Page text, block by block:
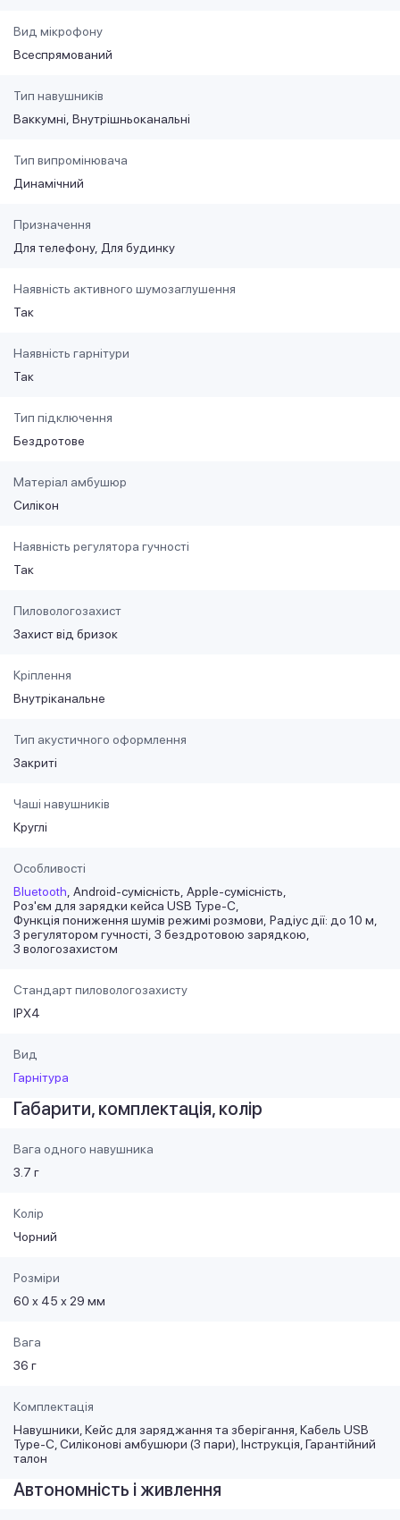
Вид мікрофону
Всеспрямований
Тип навушників
Ваккумні Внутрішньоканальні
Тип випромінювача
Динамічний
Призначення
Для телефону Для будинку
Наявність активного шумозаглушення
Так
Наявність гарнітури
Так
Тип підключення
Бездротове
Матеріал амбушюр
Силікон
Наявність регулятора гучності
Так
Пиловологозахист
Захист від бризок
Кріплення
Внутріканальне
Тип акустичного оформлення
Закриті
Чаші навушників
Круглі
Особливості
Bluetooth Android-сумісність Apple-сумісність
Роз'єм для зарядки кейса USB Type-C
Функція пониження шумів режимі розмови Радіус дії: до 10 м
З регулятором гучності З бездротовою зарядкою
З вологозахистом
Стандарт пиловологозахисту
IPX4
Вид
Гарнітура
Габарити, комплектація, колір
Вага одного навушника
3.7 г
Колір
Чорний
Розміри
60 х 45 х 29 мм
Вага
36 г
Комплектація
Навушники, Кейс для заряджання та зберігання, Кабель USB
Type-C, Силіконові амбушюри (3 пари), Інструкція, Гарантійний
талон
Автономність і живлення